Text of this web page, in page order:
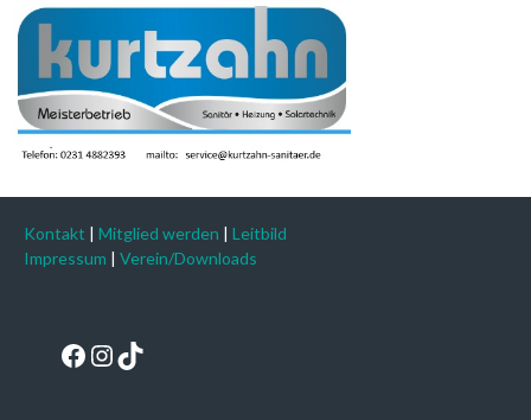
Kontakt | Mitglied werden | Leitbild
Impressum | Verein/Downloads
Facebook
Instagram
TikTok